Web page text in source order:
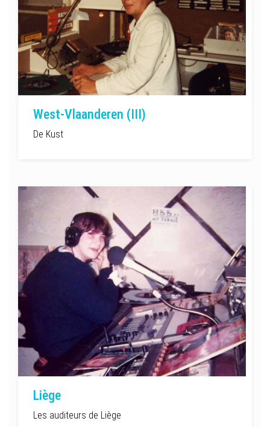
West-Vlaanderen (III)
De Kust
Liège
Les auditeurs de Liège